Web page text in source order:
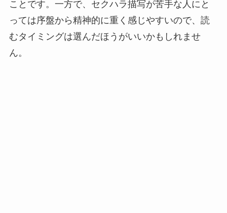
ことです。一方で、セクハラ描写が苦手な人にと
っては序盤から精神的に重く感じやすいので、読
むタイミングは選んだほうがいいかもしれませ
ん。